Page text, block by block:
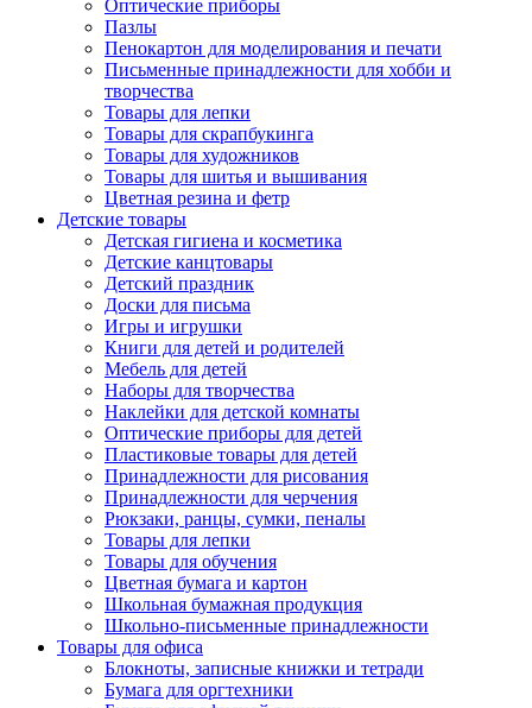
Оптические приборы
Пазлы
Пенокартон для моделирования и печати
Письменные принадлежности для хобби и
творчества
Товары для лепки
Товары для скрапбукинга
Товары для художников
Товары для шитья и вышивания
Цветная резина и фетр
Детские товары
Детская гигиена и косметика
Детские канцтовары
Детский праздник
Доски для письма
Игры и игрушки
Книги для детей и родителей
Мебель для детей
Наборы для творчества
Наклейки для детской комнаты
Оптические приборы для детей
Пластиковые товары для детей
Принадлежности для рисования
Принадлежности для черчения
Рюкзаки, ранцы, сумки, пеналы
Товары для лепки
Товары для обучения
Цветная бумага и картон
Школьная бумажная продукция
Школьно-письменные принадлежности
Товары для офиса
Блокноты, записные книжки и тетради
Бумага для оргтехники